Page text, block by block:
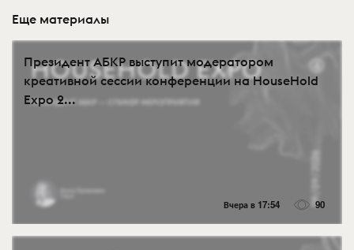
Еще материалы
Президент АБКР выступит модератором
креативной сессии конференции на HouseHold
Expo 2...
Вчера в 17:54 90